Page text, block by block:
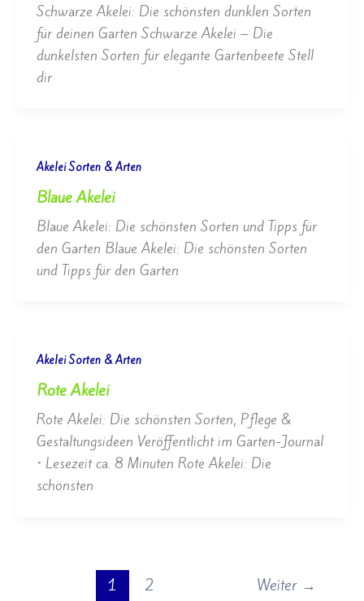
Schwarze Akelei: Die schönsten dunklen Sorten
für deinen Garten Schwarze Akelei – Die
dunkelsten Sorten für elegante Gartenbeete Stell
dir
Akelei Sorten & Arten
Blaue Akelei
Blaue Akelei: Die schönsten Sorten und Tipps für
den Garten Blaue Akelei: Die schönsten Sorten
und Tipps für den Garten
Akelei Sorten & Arten
Rote Akelei
Rote Akelei: Die schönsten Sorten, Pflege &
Gestaltungsideen Veröffentlicht im Garten-Journal
• Lesezeit ca. 8 Minuten Rote Akelei: Die
schönsten
1 2 Weiter →